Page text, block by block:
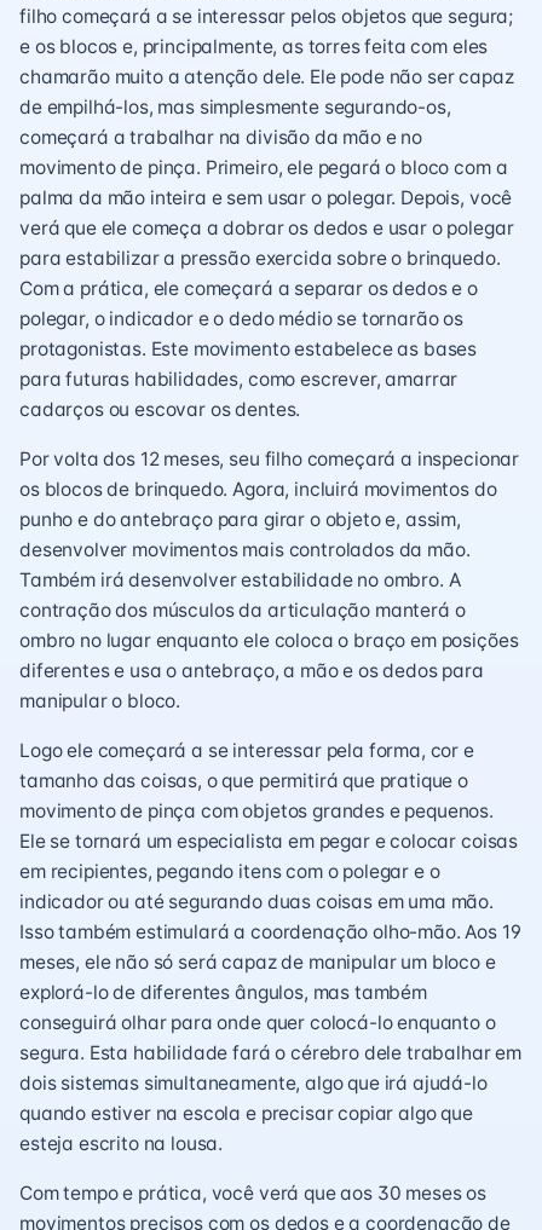
filho começará a se interessar pelos objetos que segura;
e os blocos e, principalmente, as torres feita com eles
chamarão muito a atenção dele. Ele pode não ser capaz
de empilhá-los, mas simplesmente segurando-os,
começará a trabalhar na divisão da mão e no
movimento de pinça. Primeiro, ele pegará o bloco com a
palma da mão inteira e sem usar o polegar. Depois, você
verá que ele começa a dobrar os dedos e usar o polegar
para estabilizar a pressão exercida sobre o brinquedo.
Com a prática, ele começará a separar os dedos e o
polegar, o indicador e o dedo médio se tornarão os
protagonistas. Este movimento estabelece as bases
para futuras habilidades, como escrever, amarrar
cadarços ou escovar os dentes.
Por volta dos 12 meses, seu filho começará a inspecionar
os blocos de brinquedo. Agora, incluirá movimentos do
punho e do antebraço para girar o objeto e, assim,
desenvolver movimentos mais controlados da mão.
Também irá desenvolver estabilidade no ombro. A
contração dos músculos da articulação manterá o
ombro no lugar enquanto ele coloca o braço em posições
diferentes e usa o antebraço, a mão e os dedos para
manipular o bloco.
Logo ele começará a se interessar pela forma, cor e
tamanho das coisas, o que permitirá que pratique o
movimento de pinça com objetos grandes e pequenos.
Ele se tornará um especialista em pegar e colocar coisas
em recipientes, pegando itens com o polegar e o
indicador ou até segurando duas coisas em uma mão.
Isso também estimulará a coordenação olho-mão. Aos 19
meses, ele não só será capaz de manipular um bloco e
explorá-lo de diferentes ângulos, mas também
conseguirá olhar para onde quer colocá-lo enquanto o
segura. Esta habilidade fará o cérebro dele trabalhar em
dois sistemas simultaneamente, algo que irá ajudá-lo
quando estiver na escola e precisar copiar algo que
esteja escrito na lousa.
Com tempo e prática, você verá que aos 30 meses os
movimentos precisos com os dedos e a coordenação de